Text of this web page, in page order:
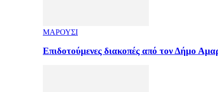
ΜΑΡΟΥΣΙ
Επιδοτούμενες διακοπές από τον Δήμο